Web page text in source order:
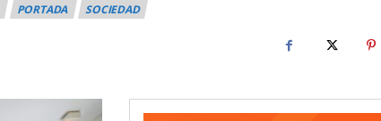
PORTADA SOCIEDAD